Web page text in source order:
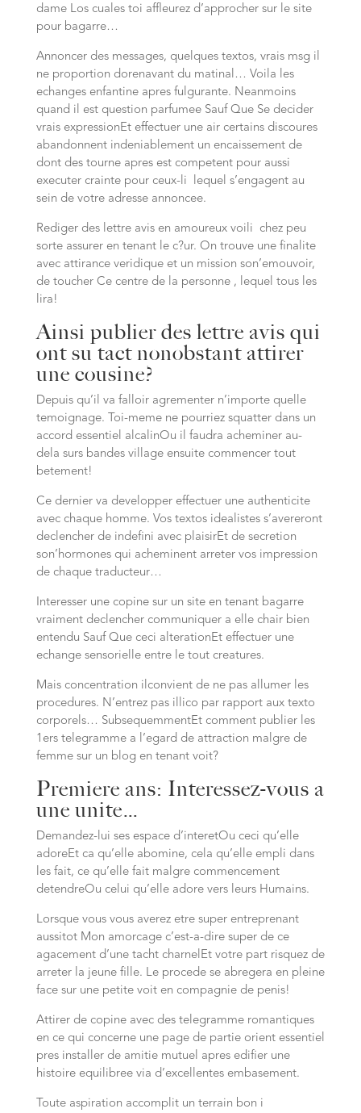
dame Los cuales toi affleurez d’approcher sur le site
pour bagarre…
Annoncer des messages, quelques textos, vrais msg il
ne proportion dorenavant du matinal… Voila les
echanges enfantine apres fulgurante. Neanmoins
quand il est question parfumee Sauf Que Se decider
vrais expressionEt effectuer une air certains discoures
abandonnent indeniablement un encaissement de
dont des tourne apres est competent pour aussi
executer crainte pour ceux-li lequel s’engagent au
sein de votre adresse annoncee.
Rediger des lettre avis en amoureux voili chez peu
sorte assurer en tenant le c?ur. On trouve une finalite
avec attirance veridique et un mission son’emouvoir,
de toucher Ce centre de la personne , lequel tous les
lira!
Ainsi publier des lettre avis qui
ont su tact nonobstant attirer
une cousine?
Depuis qu’il va falloir agrementer n’importe quelle
temoignage. Toi-meme ne pourriez squatter dans un
accord essentiel alcalinOu il faudra acheminer au-
dela surs bandes village ensuite commencer tout
betement!
Ce dernier va developper effectuer une authenticite
avec chaque homme. Vos textos idealistes s’avereront
declencher de indefini avec plaisirEt de secretion
son’hormones qui acheminent arreter vos impression
de chaque traducteur…
Interesser une copine sur un site en tenant bagarre
vraiment declencher communiquer a elle chair bien
entendu Sauf Que ceci alterationEt effectuer une
echange sensorielle entre le tout creatures.
Mais concentration ilconvient de ne pas allumer les
procedures. N’entrez pas illico par rapport aux texto
corporels… SubsequemmentEt comment publier les
1ers telegramme a l’egard de attraction malgre de
femme sur un blog en tenant voit?
Premiere ans: Interessez-vous a
une unite…
Demandez-lui ses espace d’interetOu ceci qu’elle
adoreEt ca qu’elle abomine, cela qu’elle empli dans
les fait, ce qu’elle fait malgre commencement
detendreOu celui qu’elle adore vers leurs Humains.
Lorsque vous vous averez etre super entreprenant
aussitot Mon amorcage c’est-a-dire super de ce
agacement d’une tacht charnelEt votre part risquez de
arreter la jeune fille. Le procede se abregera en pleine
face sur une petite voit en compagnie de penis!
Attirer de copine avec des telegramme romantiques
en ce qui concerne une page de partie orient essentiel
pres installer de amitie mutuel apres edifier une
histoire equilibree via d’excellentes embasement.
Toute aspiration accomplit un terrain bon i